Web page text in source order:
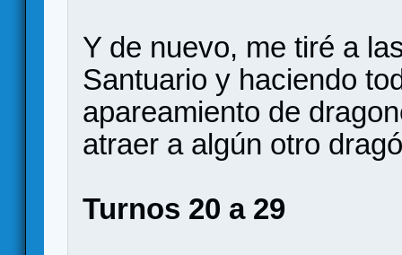
Y de nuevo, me tiré a
Santuario y haciendo
apareamiento de
atraer a algún otro
Turnos 20 a 29